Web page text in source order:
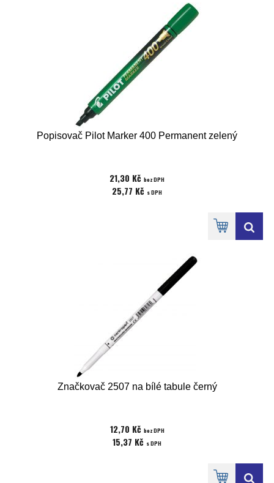
Popisovač Pilot Marker 400 Permanent zelený
21,30 Kč bez DPH
25,77 Kč s DPH
Značkovač 2507 na bílé tabule černý
12,70 Kč bez DPH
15,37 Kč s DPH